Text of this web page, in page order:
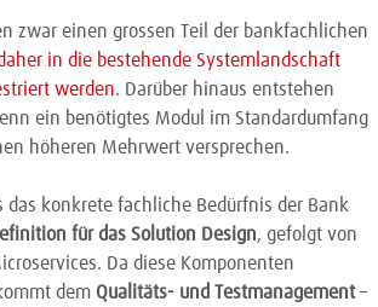
zwar einen grossen Teil der bankfachlichen
in die bestehende Systemlandschaft
werden. Darüber hinaus entstehen
ein benötigtes Modul im Standardumfang
höheren Mehrwert versprechen.
konkrete fachliche Bedürfnis der Bank
für das Solution Design, gefolgt von
Da diese Komponenten
dem Qualitäts- und Testmanagement–